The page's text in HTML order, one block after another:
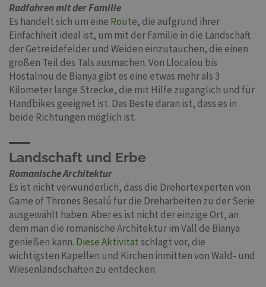
Radfahren mit der Familie
Es handelt sich um eine Route, die aufgrund ihrer
Einfachheit ideal ist, um mit der Familie in die Landschaft
der Getreidefelder und Weiden einzutauchen, die einen
großen Teil des Tals ausmachen. Von Llocalou bis
Hostalnou de Bianya gibt es eine etwas mehr als 3
Kilometer lange Strecke, die mit Hilfe zugänglich und für
Handbikes geeignet ist. Das Beste daran ist, dass es in
beide Richtungen möglich ist.
Landschaft und Erbe
Romanische Architektur
Es ist nicht verwunderlich, dass die Drehortexperten von
Game of Thrones Besalú für die Dreharbeiten zu der Serie
ausgewählt haben. Aber es ist nicht der einzige Ort, an
dem man die romanische Architektur im Vall de Bianya
genießen kann. Diese Aktivitätschlägt vor, die
wichtigsten Kapellen und Kirchen inmitten von Wald- und
Wiesenlandschaften zu entdecken.